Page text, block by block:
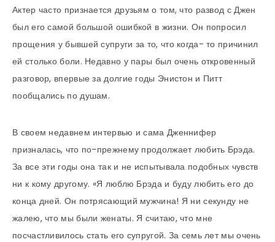
Актер часто признается друзьям о том, что развод с Джен
был его самой большой ошибкой в жизни. Он попросил
прощения у бывшей супруги за то, что когда- то причинил
ей столько боли. Недавно у пары был очень откровенный
разговор, впервые за долгие годы Энистон и Питт
пообщались по душам.
В своем недавнем интервью и сама Дженнифер
призналась, что по-прежнему продолжает любить Брэда.
За все эти годы она так и не испытывала подобных чувств
ни к кому другому. «Я люблю Брэда и буду любить его до
конца дней. Он потрясающий мужчина! Я ни секунду не
жалею, что мы были женаты. Я считаю, что мне
посчастливилось стать его супругой. За семь лет мы очень